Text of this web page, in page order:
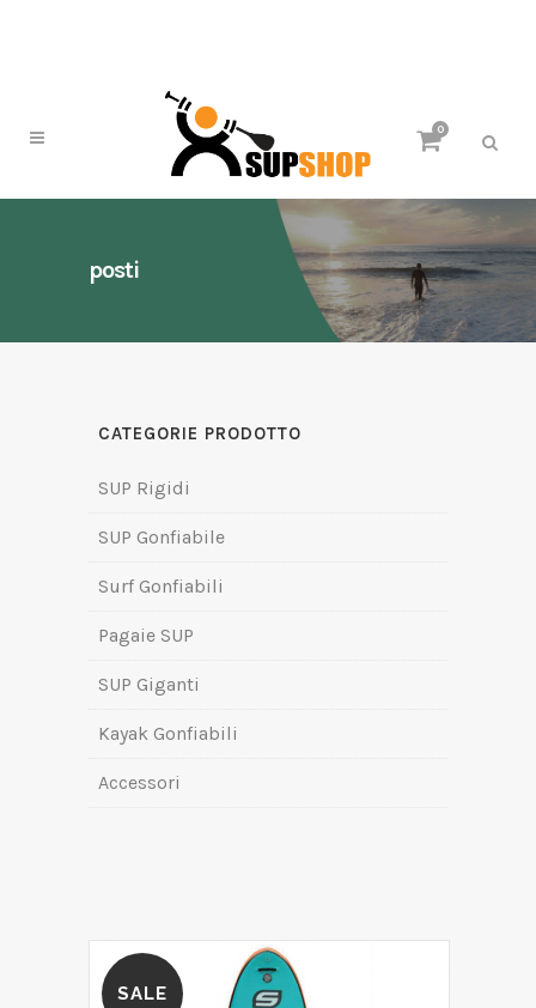
0
posti
CATEGORIE PRODOTTO
SUP Rigidi
SUP Gonfiabile
Surf Gonfiabili
Pagaie SUP
SUP Giganti
Kayak Gonfiabili
Accessori
SALE